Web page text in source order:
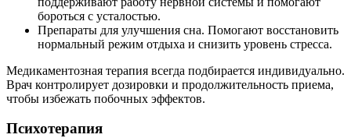
бороться с усталостью.
Препараты для улучшения сна. Помогают восстановить
нормальный режим отдыха и снизить уровень стресса.
Медикаментозная терапия всегда подбирается индивидуально.
Врач контролирует дозировки и продолжительность приема,
чтобы избежать побочных эффектов.
Психотерапия